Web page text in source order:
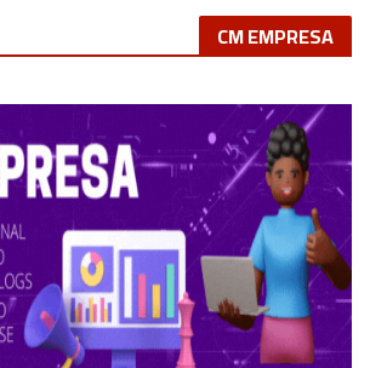
CM EMPRESA